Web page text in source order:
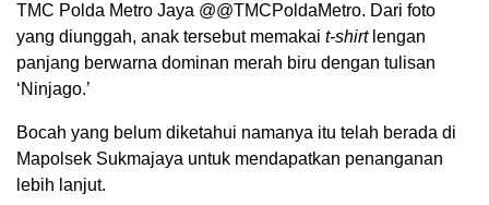
TMC Polda Metro Jaya @@TMCPoldaMetro. Dari foto
yang diunggah, anak tersebut memakai t-shirtlengan
panjang berwarna dominan merah biru dengan tulisan
‘Ninjago.’
Bocah yang belum diketahui namanya itu telah berada di
Mapolsek Sukmajaya untuk mendapatkan penanganan
lebih lanjut.